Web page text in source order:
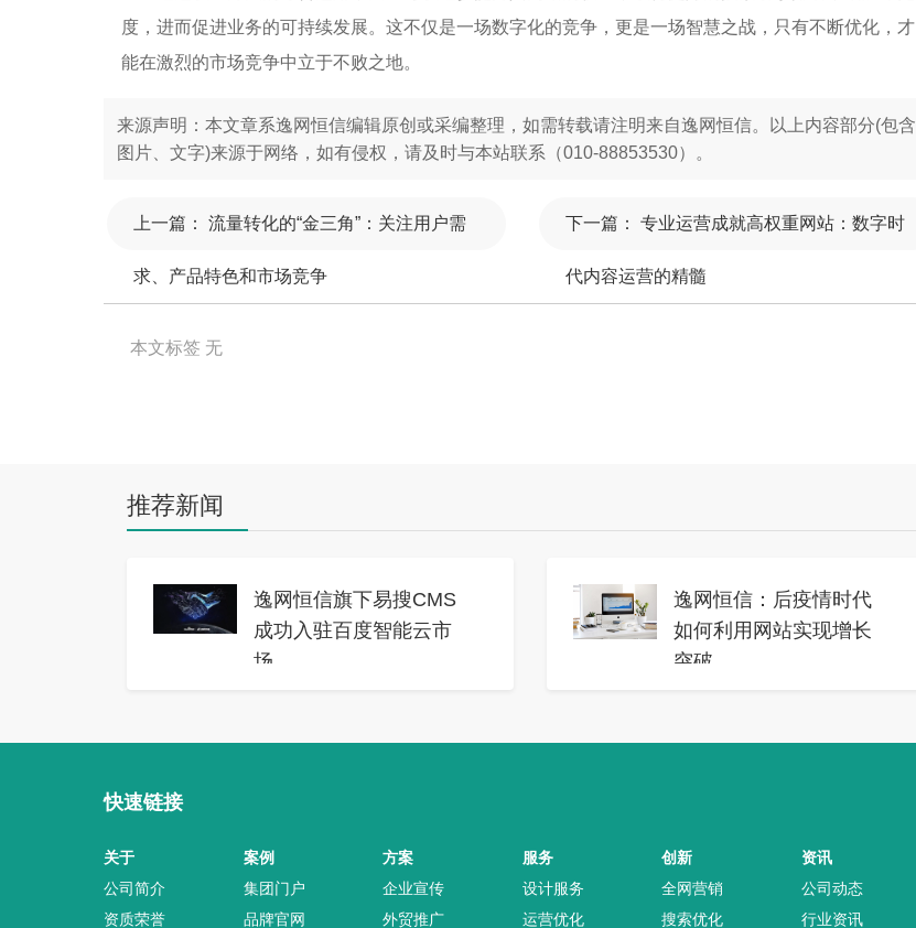
度，进而促进业务的可持续发展。这不仅是一场数字化的竞争，更是一场智慧之战，只有不断优化，才
能在激烈的市场竞争中立于不败之地。
来源声明：本文章系逸网恒信编辑原创或采编整理，如需转载请注明来自逸网恒信。以上内容部分(包含
图片、文字)来源于网络，如有侵权，请及时与本站联系（010-88853530）。
上一篇：流量转化的“金三角”：关注用户需
求、产品特色和市场竞争
下一篇：专业运营成就高权重网站：数字时
代内容运营的精髓
本文标签 无
推荐新闻
逸网恒信旗下易搜CMS
成功入驻百度智能云市
场
方服务商向企业用户提供产品和
服务，涵盖镜像环境、建站推
广、企业应用、软件工具、安全
逸网恒信：后疫情时代
如何利用网站实现增长
突破
经开始重视线上业务，因此，如
何有效利用网站实现增长突破成
为了各行各业亟待解决的问题。
快速链接
关于
公司简介
资质荣誉
案例
集团门户
品牌官网
方案
企业宣传
外贸推广
服务
设计服务
运营优化
创新
全网营销
搜索优化
资讯
公司动态
行业资讯